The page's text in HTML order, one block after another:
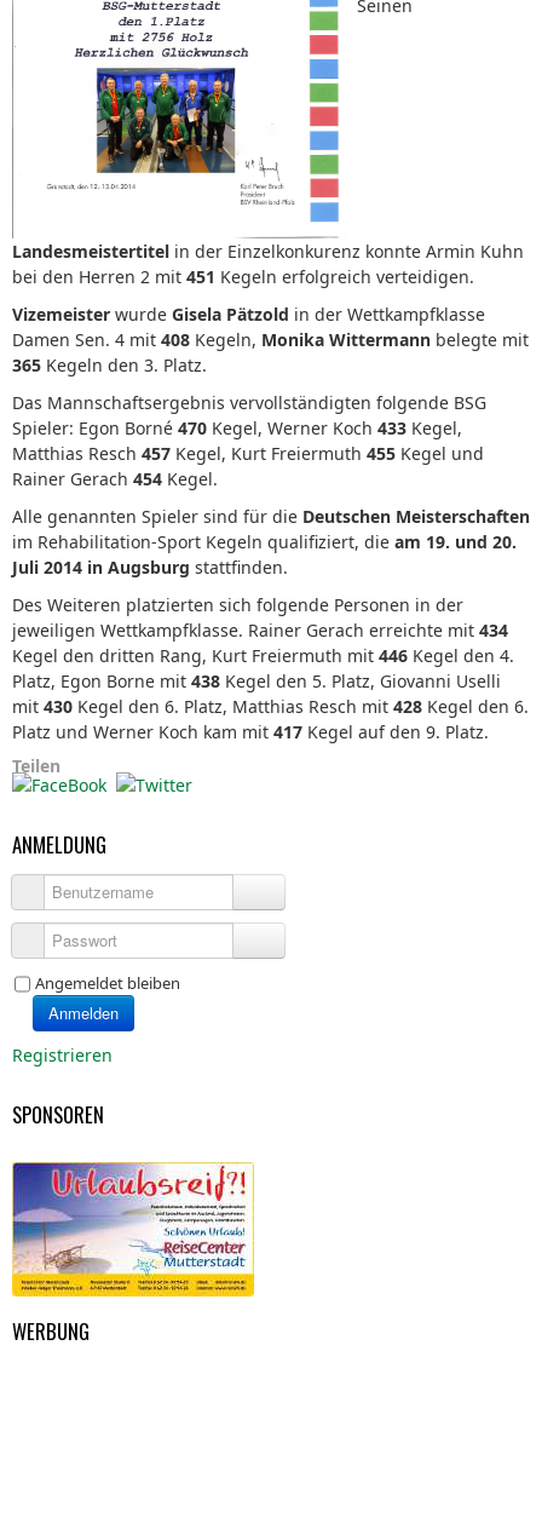
Seinen
Landesmeistertitel in der Einzelkonkurenz konnte Armin Kuhn
bei den Herren 2 mit 451 Kegeln erfolgreich verteidigen.
Vizemeister wurde Gisela Pätzold in der Wettkampfklasse
Damen Sen. 4 mit 408 Kegeln, Monika Wittermann belegte mit
365 Kegeln den 3. Platz.
Das Mannschaftsergebnis vervollständigten folgende BSG
Spieler: Egon Borné 470 Kegel, Werner Koch 433 Kegel,
Matthias Resch 457 Kegel, Kurt Freiermuth 455 Kegel und
Rainer Gerach 454 Kegel.
Alle genannten Spieler sind für die Deutschen Meisterschaften
im Rehabilitation-Sport Kegeln qualifiziert, die am 19. und 20.
Juli 2014 in Augsburg stattfinden.
Des Weiteren platzierten sich folgende Personen in der
jeweiligen Wettkampfklasse. Rainer Gerach erreichte mit 434
Kegel den dritten Rang, Kurt Freiermuth mit 446 Kegel den 4.
Platz, Egon Borne mit 438 Kegel den 5. Platz, Giovanni Uselli
mit 430 Kegel den 6. Platz, Matthias Resch mit 428 Kegel den 6.
Platz und Werner Koch kam mit 417 Kegel auf den 9. Platz.
Teilen
ANMELDUNG
Benutzername
Passwort
Angemeldet bleiben
Anmelden
Registrieren
SPONSOREN
WERBUNG